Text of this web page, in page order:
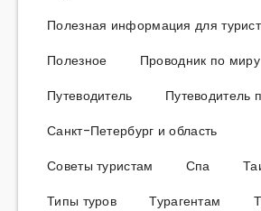
Полезная информация для
Полезное
Проводник по миру
Путеводитель
Путеводитель
Санкт-Петербург и область
Советы туристам
Спа
Типы туров
Турагентам